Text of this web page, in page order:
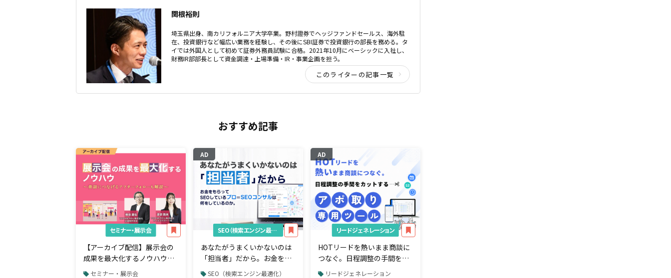
関根裕則
埼玉県出身、南カリフォルニア大学卒業。野村證券でヘッジファンドセールス、海外駐
在、投資銀行など幅広い業務を経験し、その後にSBI証券で投資銀行の部長を務める。タ
イでは外国人として初めて証券外務員試験に合格。2021年10月にベーシックに入社し、
財務IR部部長として資金調達・上場準備・IR・事業企画を担う。
このライターの記事一覧
おすすめ記事
セミナー・展示会
【アーカイブ配信】展示会の
成果を最大化するノウハウ～
商談につなげるアフターフォ
セミナー・展示会
AD
SEO（検索エンジン最適化）
あなたがうまくいかないのは
「担当者」だから。お金をも
らってSEOしているプロ＝
SEO（検索エンジン最適化）
AD
リードジェネレーション
HOTリードを熱いまま商談に
つなぐ。日程調整の手間をカ
ットする「アポ取り専用」ツ
リードジェネレーション